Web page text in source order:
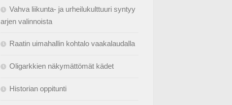
Vahva liikunta- ja urheilukulttuuri syntyy
arjen valinnoista
Raatin uimahallin kohtalo vaakalaudalla
Oligarkkien näkymättömät kädet
Historian oppitunti